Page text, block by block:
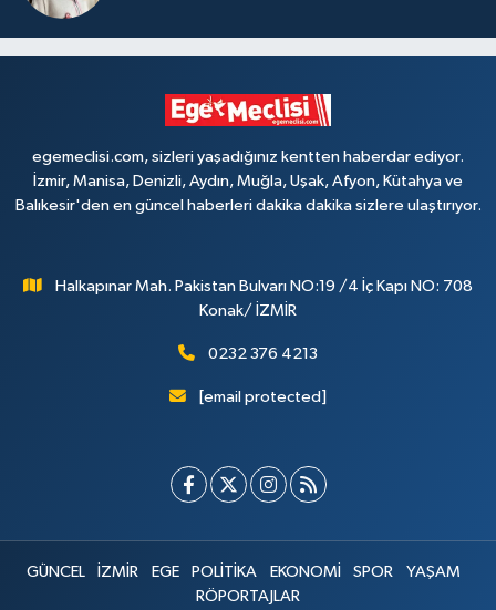
egemeclisi.com, sizleri yaşadığınız kentten haberdar ediyor.
İzmir, Manisa, Denizli, Aydın, Muğla, Uşak, Afyon, Kütahya ve
Balıkesir'den en güncel haberleri dakika dakika sizlere ulaştırıyor.
Halkapınar Mah. Pakistan Bulvarı NO:19 /4 İç Kapı NO: 708
Konak/ İZMİR
0232 376 4213
[email protected]
GÜNCEL İZMİR EGE POLİTİKA EKONOMİ SPOR
YAŞAM
RÖPORTAJLAR